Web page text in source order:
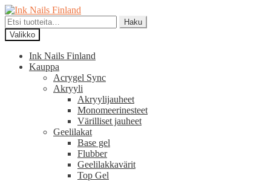
Siirry
navigointiin
Siirry
sisältöön
Etsi:
Haku
Valikko
Ink Nails Finland
Kauppa
Acrygel Sync
Akryyli
Akryylijauheet
Monomeerinesteet
Värilliset jauheet
Geelilakat
Base gel
Flubber
Geelilakkavärit
Top Gel